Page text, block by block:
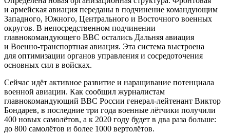
и армейская авиация переданы в подчинение командующим
Западного, Южного, Центрального и Восточного военных
округов. В непосредственном подчинении
главнокомандующего ВВС остались Дальняя авиация
и Военно-транспортная авиация. Эта система выстроена
для оптимизации органов управления и сосредоточения
основных сил в войсках.
Сейчас идёт активное развитие и наращивание потенциала
военной авиации. Как сообщил журналистам
главнокомандующий ВВС России генерал-лейтенант Виктор
Бондарев, в последние три года военные лётчики получили
400 новых самолётов, а к 2020 году будет в два раза больше:
до 800 самолётов и более 1000 вертолётов.